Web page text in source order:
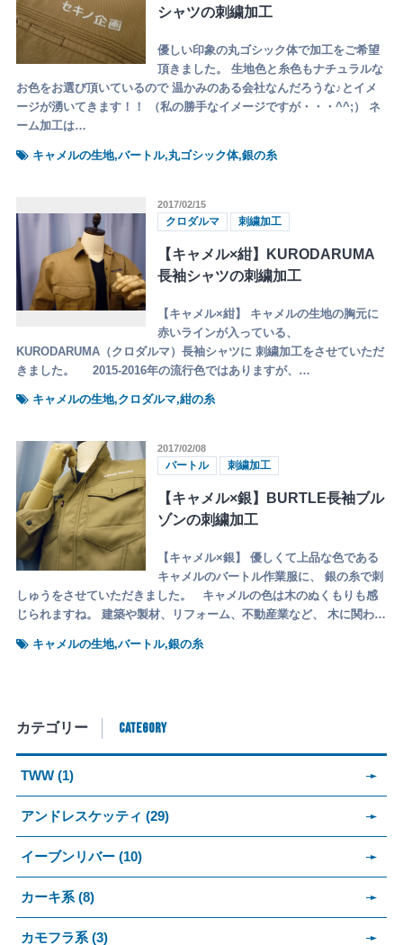
シャツの刺繍加工
優しい印象の丸ゴシック体で加工をご希望
頂きました。 生地色と糸色もナチュラルな
お色をお選び頂いているので 温かみのある会社なんだろうな♪とイメ
ージが湧いてきます！！ （私の勝手なイメージですが・・・^^;） ネ
ーム加工は…
キャメルの生地,バートル,丸ゴシック体,銀の糸
2017/02/15
クロダルマ 刺繍加工
【キャメル×紺】KURODARUMA
長袖シャツの刺繍加工
【キャメル×紺】 キャメルの生地の胸元に
赤いラインが入っている、
KURODARUMA（クロダルマ）長袖シャツに 刺繍加工をさせていただ
きました。 2015-2016年の流行色ではありますが、…
キャメルの生地,クロダルマ,紺の糸
2017/02/08
バートル 刺繍加工
【キャメル×銀】BURTLE長袖ブル
ゾンの刺繍加工
【キャメル×銀】 優しくて上品な色である
キャメルのバートル作業服に、 銀の糸で刺
しゅうをさせていただきました。 キャメルの色は木のぬくもりも感
じられますね。 建築や製材、リフォーム、不動産業など、 木に関わ…
キャメルの生地,バートル,銀の糸
カテゴリー CATEGORY
TWW (1)
アンドレスケッティ (29)
イーブンリバー (10)
カーキ系 (8)
カモフラ系 (3)